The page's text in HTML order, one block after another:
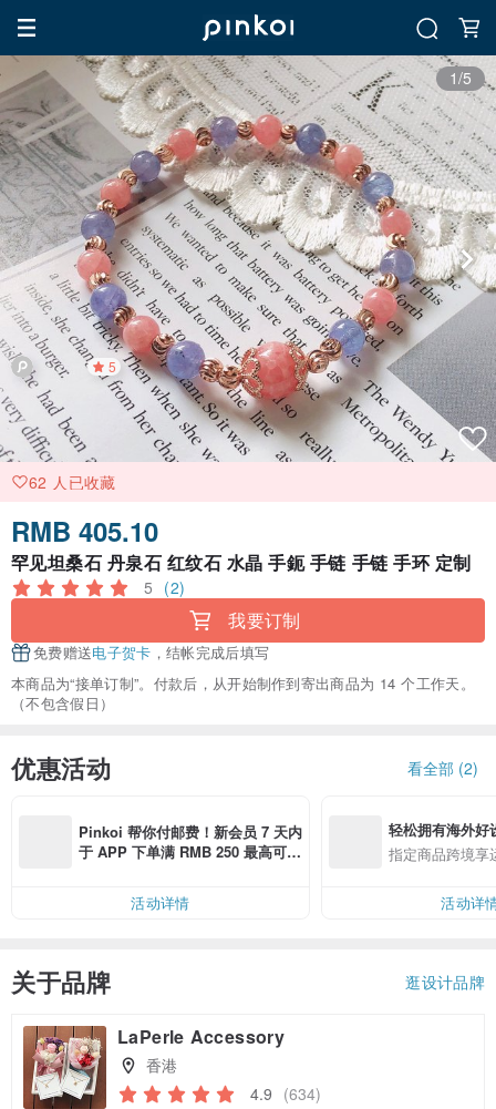
1/5
5
62 人已收藏
RMB 405.10
罕见坦桑石 丹泉石 红纹石 水晶 手鈪 手链 手链 手环 定制
5 (2)
我要订制
免费赠送电子贺卡 ，结帐完成后填写
本商品为“接单订制”。付款后，从开始制作到寄出商品为 14 个工作天。
（不包含假日）
优惠活动 看全部 (2)
Pinkoi 帮你付邮费！新会员 7 天内
于 APP 下单满 RMB 250 最高可折
活动详情
轻松拥有海外好
指定商品跨境享
活动详
关于品牌 逛设计品牌
LaPerle Accessory
香港
4.9 (634)